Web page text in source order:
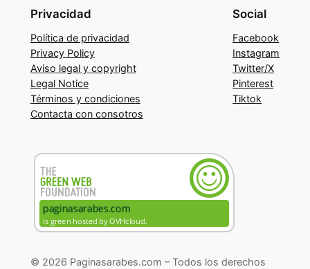
Privacidad
Política de privacidad
Privacy Policy
Aviso legal y copyright
Legal Notice
Términos y condiciones
Contacta con consotros
Social
Facebook
Instagram
Twitter/X
Pinterest
Tiktok
© 2026 Paginasarabes.com – Todos los derechos